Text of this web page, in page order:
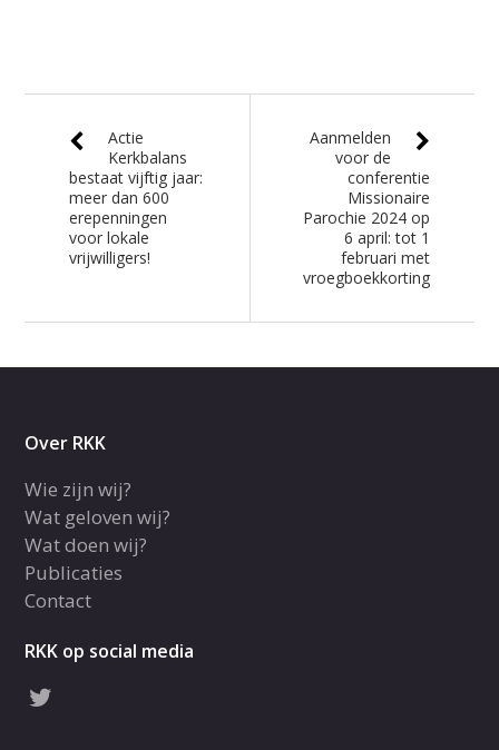
Actie
Kerkbalans
bestaat vijftig jaar:
meer dan 600
erepenningen
voor lokale
vrijwilligers!
Aanmelden
voor de
conferentie
Missionaire
Parochie 2024 op
6 april: tot 1
februari met
vroegboekkorting
Over RKK
Wie zijn wij?
Wat geloven wij?
Wat doen wij?
Publicaties
Contact
RKK op social media